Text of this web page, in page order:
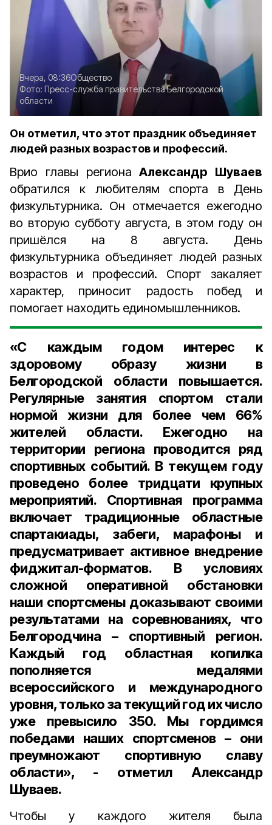
Вчера, 08:36Общество
Фото: Пресс-служба правительства Белгородской
области
Он отметил, что этот праздник объединяет
людей разных возрастов и профессий.
Врио главы регионаАлександр Шуваев
обратился к любителям спорта в День
физкультурника. Он отмечается ежегодно
во вторую субботу августа, в этом году он
пришёлся на 8 августа. День
физкультурника объединяет людей разных
возрастов и профессий. Спорт закаляет
характер, приносит радость побед и
помогает находить единомышленников.
«С каждым годом интерес к
здоровому образу жизни в
Белгородской области повышается.
Регулярные занятия спортом стали
нормой жизни для более чем 66%
жителей области. Ежегодно на
территории региона проводится ряд
спортивных событий. В текущем году
проведено более тридцати крупных
мероприятий. Спортивная программа
включает традиционные областные
спартакиады, забеги, марафоны и
предусматривает активное внедрение
фиджитал-форматов. В условиях
сложной оперативной обстановки
наши спортсмены доказывают своими
результатами на соревнованиях, что
Белгородчина – спортивный регион.
Каждый год областная копилка
пополняется медалями
всероссийского и международного
уровня, только за текущий год их число
уже превысило 350. Мы гордимся
победами наших спортсменов – они
преумножают спортивную славу
области», - отметил Александр
Шуваев.
Чтобы у каждого жителя была